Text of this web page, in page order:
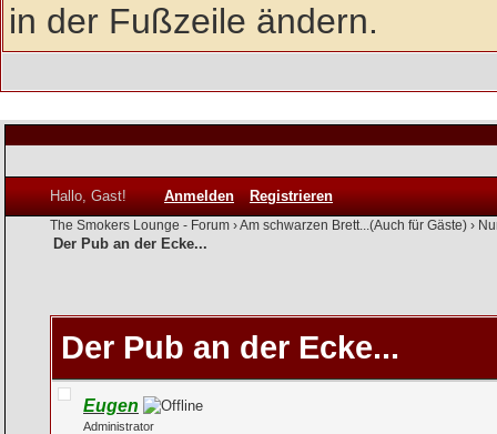
in der Fußzeile ändern.
Hallo, Gast! Anmelden Registrieren
The Smokers Lounge - Forum ›Am schwarzen Brett...(Auch für Gäste) ›
Der Pub an der Ecke...
Der Pub an der Ecke...
Eugen
Administrator